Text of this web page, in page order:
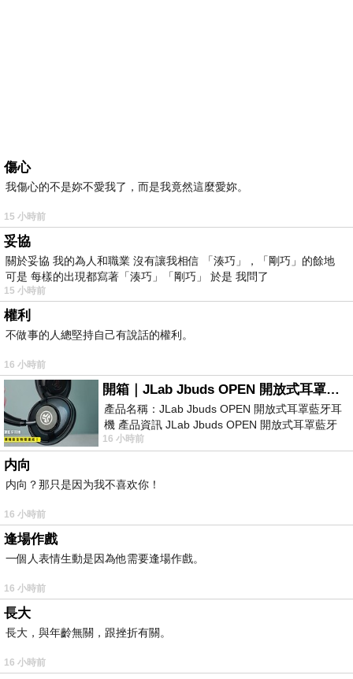
傷心
我傷心的不是妳不愛我了，而是我竟然這麼愛妳。
15 小時前
妥協
關於妥協 我的為人和職業 沒有讓我相信 「湊巧」，「剛巧」的餘地
可是 每樣的出現都寫著「湊巧」「剛巧」 於是 我問了
15 小時前
權利
不做事的人總堅持自己有說話的權利。
16 小時前
開箱｜JLab Jbuds OPEN 開放式耳罩藍牙耳機 - 設計美學，輕巧、透氣、環境音全物理達成！
產品名稱：JLab Jbuds OPEN 開放式耳罩藍牙耳
機 產品資訊 JLab Jbuds OPEN 開放式耳罩藍牙
耳機評語：非常有特色，值得喜愛美型工
16 小時前
内向
内向？那只是因为我不喜欢你！
16 小時前
逢場作戲
一個人表情生動是因為他需要逢場作戲。
16 小時前
長大
長大，與年齡無關，跟挫折有關。
16 小時前